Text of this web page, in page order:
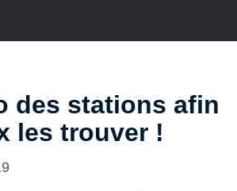
des stations afin
les trouver !